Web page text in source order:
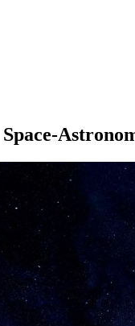
Space-